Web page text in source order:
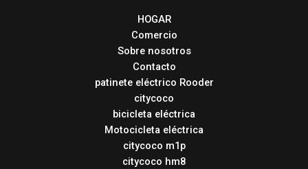
HOGAR
Comercio
Sobre nosotros
Contacto
patinete eléctrico Rooder
citycoco
bicicleta eléctrica
Motocicleta eléctrica
citycoco m1p
citycoco hm8